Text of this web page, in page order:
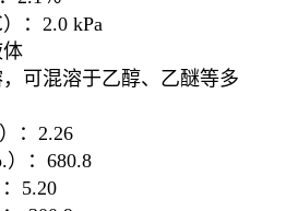
：2.0 kPa
可混溶于乙醇、乙醚等多
：2.26
）：680.8
5.20